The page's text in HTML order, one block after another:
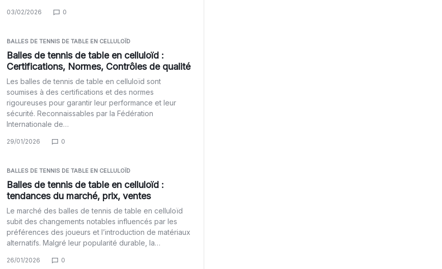
03/02/2026 0
BALLES DE TENNIS DE TABLE EN CELLULOÏD
Balles de tennis de table en celluloïd :
Certifications, Normes, Contrôles de qualité
Les balles de tennis de table en celluloïd sont
soumises à des certifications et des normes
rigoureuses pour garantir leur performance et leur
sécurité. Reconnaissables par la Fédération
Internationale de…
29/01/2026 0
BALLES DE TENNIS DE TABLE EN CELLULOÏD
Balles de tennis de table en celluloïd :
tendances du marché, prix, ventes
Le marché des balles de tennis de table en celluloïd
subit des changements notables influencés par les
préférences des joueurs et l’introduction de matériaux
alternatifs. Malgré leur popularité durable, la…
26/01/2026 0